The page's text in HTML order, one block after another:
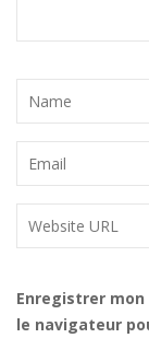
Enregistrer
le navigateur